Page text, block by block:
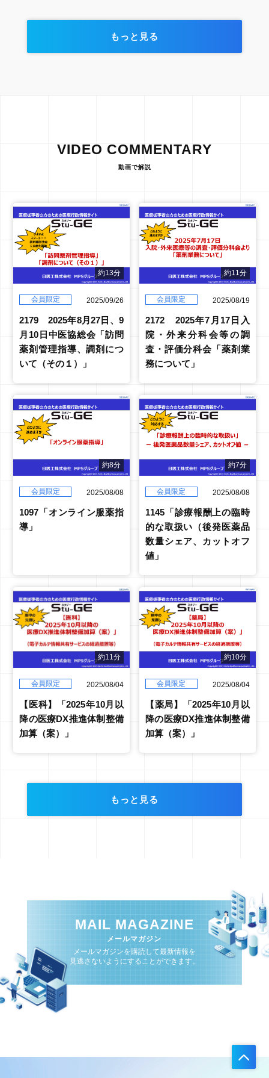
もっと見る
VIDEO COMMENTARY
動画で解説
約13分
会員限定 2025/09/26
2179 2025年8月27日、9
月10日中医協総会「訪問
薬剤管理指導、調剤につ
いて（その１）」
約11分
会員限定 2025/08/19
2172 2025年7月17日入
院・外来分科会等の調
査・評価分科会「薬剤業
務について」
約8分
会員限定 2025/08/08
1097「オンライン服薬指
導」
約7分
会員限定 2025/08/08
1145「診療報酬上の臨時
的な取扱い（後発医薬品
数量シェア、カットオフ
値」
約11分
会員限定 2025/08/04
【医科】「2025年10月以
降の医療DX推進体制整備
加算（案）」
約10分
会員限定 2025/08/04
【薬局】「2025年10月以
降の医療DX推進体制整備
加算（案）」
もっと見る
MAIL MAGAZINE
メールマガジン
メールマガジンを購読して最新情報を
見逃さないようにすることができます。